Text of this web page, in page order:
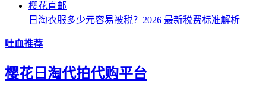
日淘衣服多少元容易被税？2026 最新税费标准解析
吐血推荐
樱花日淘代拍代购平台